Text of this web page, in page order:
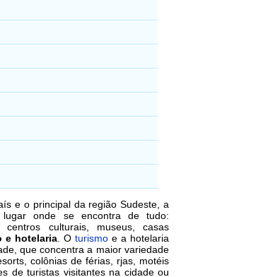
e o principal da região Sudeste, a
onde se encontra de tudo:
culturais, museus, casas
e hotelaria . Oturismo e a hotelaria
que concentra a maior variedade
colônias de férias, rjas, motéis
de turistas visitantes na cidade ou